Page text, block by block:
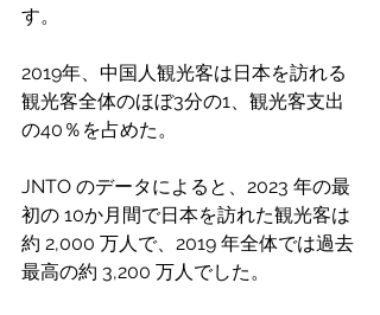
す。
2019年、中国人観光客は日本を訪れる
観光客全体のほぼ3分の1、観光客支出
の40％を占めた。
JNTO のデータによると、2023 年の最
初の 10か月間で日本を訪れた観光客は
約 2,000 万人で、2019 年全体では過去
最高の約 3,200 万人でした。